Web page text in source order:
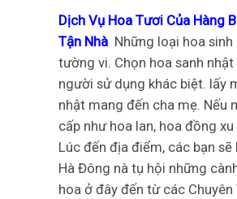
Dịch Vụ Hoa Tươi Của Hàng
Tận Nhà Những loại hoa
tường vi. Chọn hoa sanh
người sử dụng khác biệt. lấy
nhật mang đến cha mẹ. Nếu
cấp như hoa lan, hoa đồng xu
Lúc đến địa điểm, các bạn
Hà Đông nà tụ hội những
hoa ở đây đến từ các